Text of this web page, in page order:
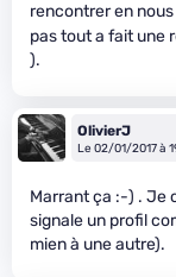
rencontrer en
pas tout a fait une
).
OlivierJ
Le 02/01/2017 à
Marrant ça :-) . Je
signale un profil
mien à une autre).